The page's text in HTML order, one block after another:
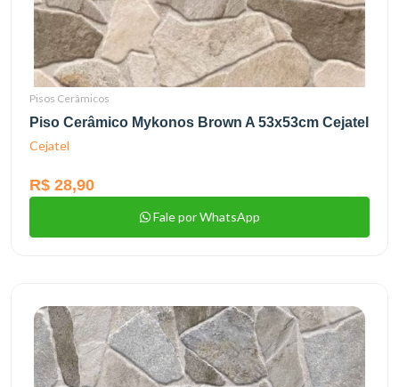
Pisos Cerâmicos
Piso Cerâmico Mykonos Brown A 53x53cm Cejatel
Cejatel
R$ 28,90
Fale por WhatsApp